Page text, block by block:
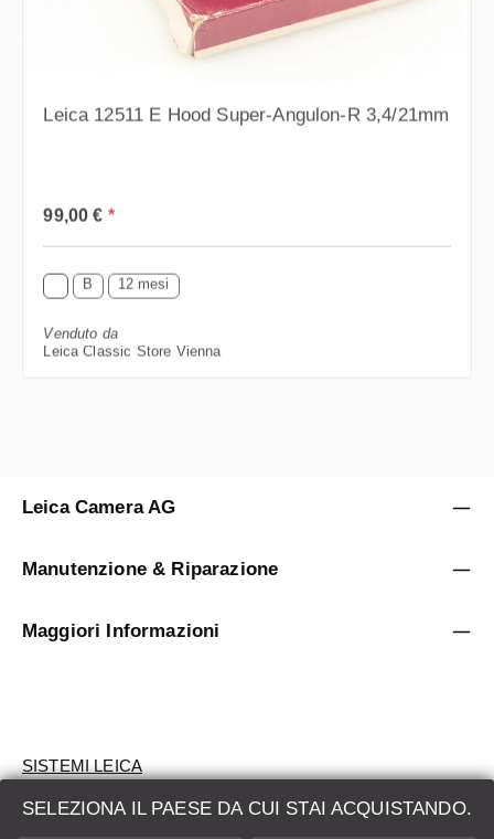
Leica 12511 E Hood Super-Angulon-R 3,4/21mm
99,00 € *
B 12 mesi
Venduto da
Leica Classic Store Vienna
SELEZIONA IL PAESE DA CUI STAI ACQUISTANDO.
Leica Camera AG
Manutenzione & Riparazione
Maggiori Informazioni
SISTEMI LEICA
VALUTAZIONE